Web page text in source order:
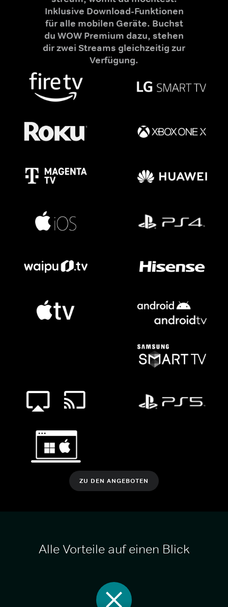
Inklusive Download-Funktionen
für alle mobilen Geräte. Buchst
du WOW Premium dazu, stehen
dir zwei Streams gleichzeitig zur
Verfügung.
ZU DEN ANGEBOTEN
Alle Vorteile auf einen Blick